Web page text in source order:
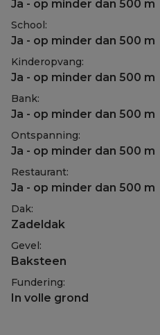
Ja - op minder dan 500 m
School:
Ja - op minder dan 500 m
Kinderopvang:
Ja - op minder dan 500 m
Bank:
Ja - op minder dan 500 m
Ontspanning:
Ja - op minder dan 500 m
Restaurant:
Ja - op minder dan 500 m
Dak:
Zadeldak
Gevel:
Baksteen
Fundering:
In volle grond